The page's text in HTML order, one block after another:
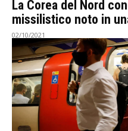
La Corea del Nord
missilistico noto in
02/10/2021